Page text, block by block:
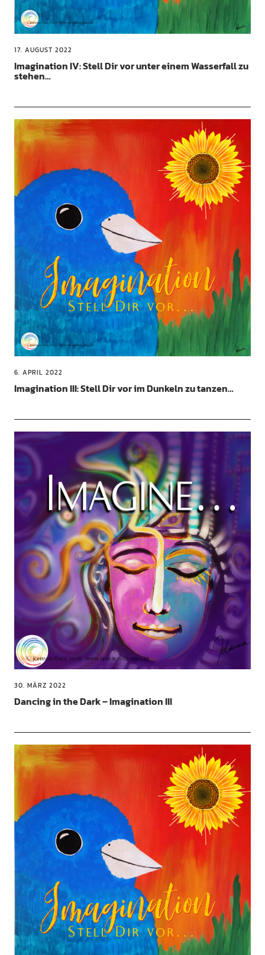
17. AUGUST 2022
Imagination IV: Stell Dir vor unter einem Wasserfall zu
stehen…
6. APRIL 2022
Imagination III: Stell Dir vor im Dunkeln zu tanzen…
30. MÄRZ 2022
Dancing in the Dark – Imagination III